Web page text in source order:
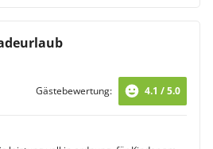
Gästebewertung: 4.1 / 5.0